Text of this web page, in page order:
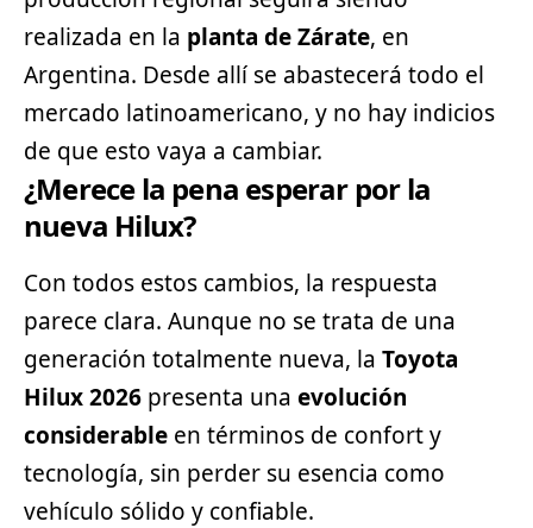
realizada en la planta de Zárate, en
Argentina. Desde allí se abastecerá todo el
mercado latinoamericano, y no hay indicios
de que esto vaya a cambiar.
¿Merece la pena esperar por la
nueva Hilux?
Con todos estos cambios, la respuesta
parece clara. Aunque no se trata de una
generación totalmente nueva, la Toyota
Hilux 2026 presenta una evolución
considerable en términos de confort y
tecnología, sin perder su esencia como
vehículo sólido y confiable.